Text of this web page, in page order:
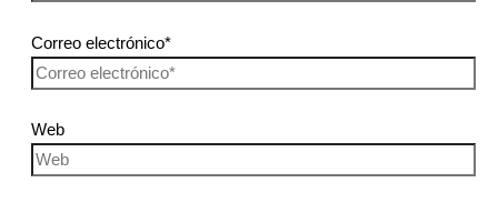
Correo electrónico*
Web